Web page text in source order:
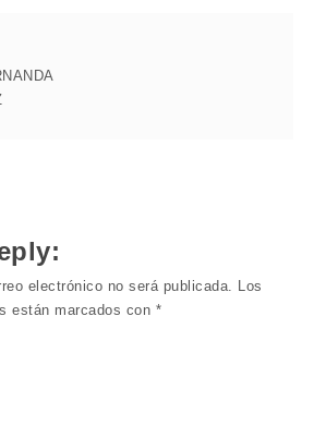
electrónico no será publicada. Los
están marcados con *